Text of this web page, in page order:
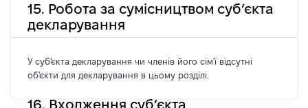
15. Робота за сумісництвом суб’єкта
декларування
У суб'єкта декларування чи членів його сім'ї відсутні
об'єкти для декларування в цьому розділі.
16. Входження суб’єкта